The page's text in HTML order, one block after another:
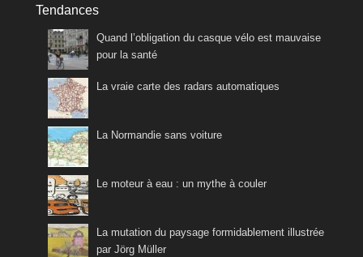
Tendances
Quand l’obligation du casque vélo est mauvaise
pour la santé
La vraie carte des radars automatiques
La Normandie sans voiture
Le moteur à eau : un mythe à couler
La mutation du paysage formidablement illustrée
par Jörg Müller